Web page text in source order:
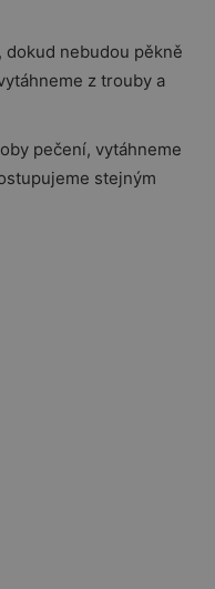
dokud nebudou pěkně
z trouby a
pečení, vytáhneme
stejným